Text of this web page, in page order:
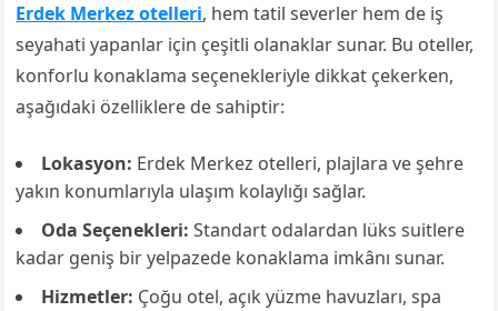
Erdek Merkez otelleri, hem tatil severler hem de iş
seyahati yapanlar için çeşitli olanaklar sunar. Bu oteller,
konforlu konaklama seçenekleriyle dikkat çekerken,
aşağıdaki özelliklere de sahiptir:
Lokasyon: Erdek Merkez otelleri, plajlara ve şehre
yakın konumlarıyla ulaşım kolaylığı sağlar.
Oda Seçenekleri: Standart odalardan lüks suitlere
kadar geniş bir yelpazede konaklama imkânı sunar.
Hizmetler: Çoğu otel, açık yüzme havuzları, spa